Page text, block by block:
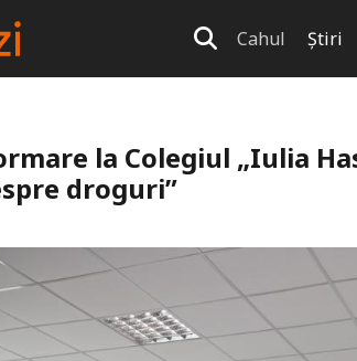
Cahul Știri
la Colegiul „Iulia
droguri”